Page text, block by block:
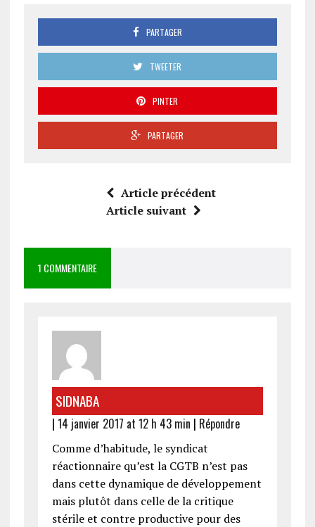
PARTAGER
TWEETER
PINTER
PARTAGER
Article précédent
Article suivant
1 COMMENTAIRE
SIDNABA
| 14 janvier 2017 at 12 h 43 min | Répondre
Comme d’habitude, le syndicat
réactionnaire qu’est la CGTB n’est pas
dans cette dynamique de développement
mais plutôt dans celle de la critique
stérile et contre productive pour des